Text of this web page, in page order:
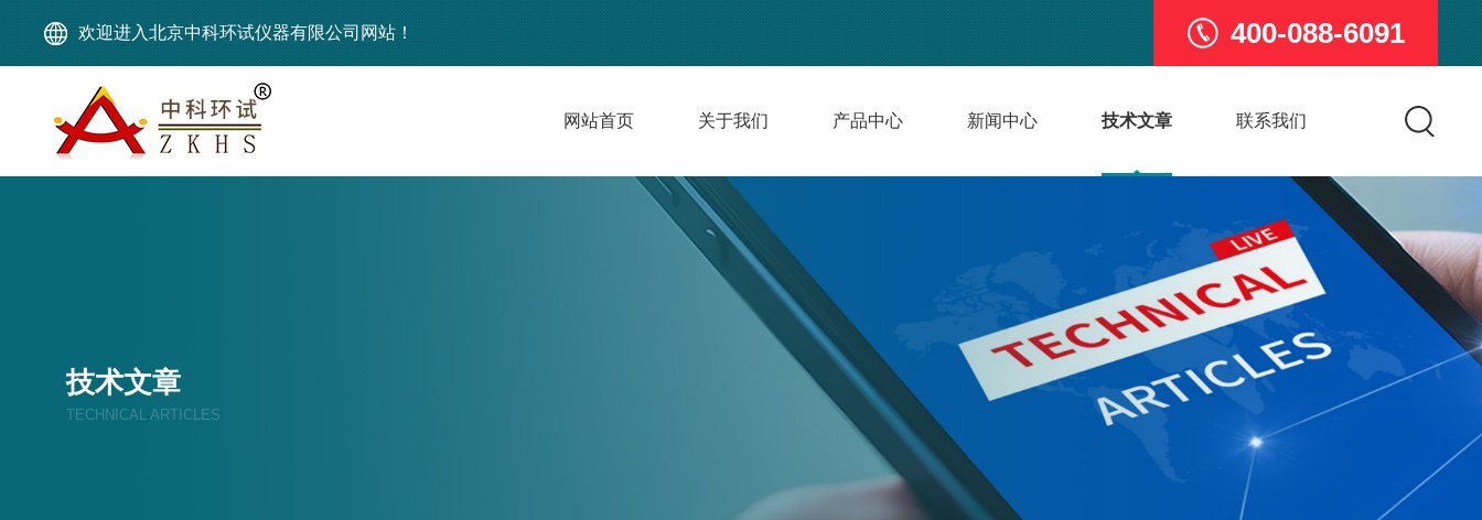
欢迎进入北京中科环试仪器有限公司网站！ 400-088-6091
网站首页 关于我们 产品中心 新闻中心 技术文章 联系我们
技术文章
TECHNICAL ARTICLES